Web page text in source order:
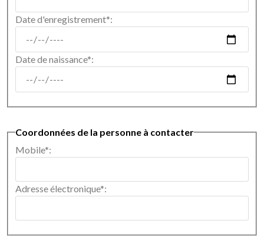
Date d'enregistrement*:
Date de naissance*:
Coordonnées de la personne à contacter
Mobile*:
Adresse électronique*: